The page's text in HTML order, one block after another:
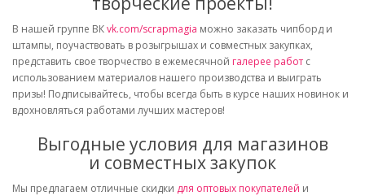
В нашей группе ВКvk.com/scrapmagia можно заказать чипборд и
штампы, поучаствовать в розыгрышах и совместных закупках,
представить свое творчество в ежемесячной галерее работ с
использованием материалов нашего производства и выиграть
призы! Подписывайтесь, чтобы всегда быть в курсе наших новинок и
вдохновляться работами лучших мастеров!
Выгодные условия для магазинов
и совместных закупок
Мы предлагаем отличные скидки для оптовых покупателей и